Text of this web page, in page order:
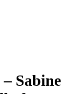
Sabine